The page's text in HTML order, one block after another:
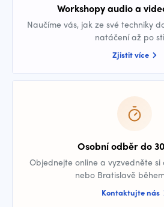
Workshopy audio a
Naučíme vás, jak ze své techniky
natáčení až po
Zjistit více
Osobní odběr do
Objednejte online a vyzvedněte
nebo Bratislavě
Kontaktujte nás